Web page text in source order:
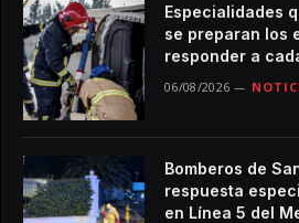
Especialidades
se preparan los
responder a
06/08/2026
Bomberos de
respuesta
en Línea 5 del